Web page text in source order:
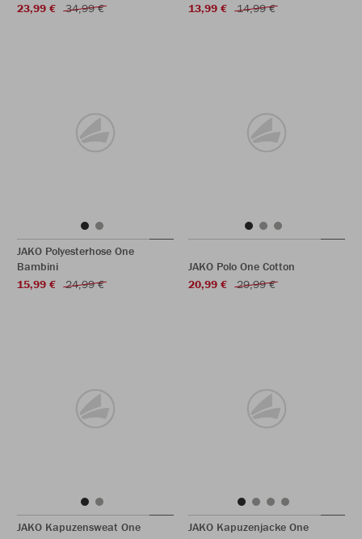
23,99 €
34,99 €
13,99 €
14,99 €
JAKO Polyesterhose One
Bambini
15,99 €
24,99 €
JAKO Polo One Cotton
20,99 €
29,99 €
JAKO Kapuzensweat One
JAKO Kapuzenjacke One